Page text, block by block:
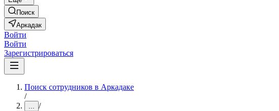
Поиск
Аркадак
Войти
Войти
Зарегистрироваться
Поиск сотрудников в Аркадаке
/
... /